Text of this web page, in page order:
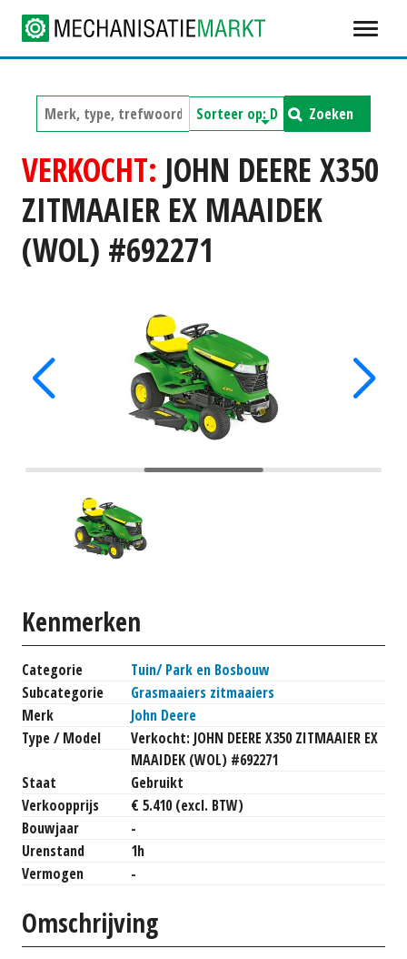
Zoeken
VERKOCHT: JOHN DEERE X350
ZITMAAIER EX MAAIDEK
(WOL) #692271
Kenmerken
Categorie
Tuin/ Park en Bosbouw
Subcategorie
Grasmaaiers zitmaaiers
Merk
John Deere
Type / Model
Verkocht: JOHN DEERE X350 ZITMAAIER EX
MAAIDEK (WOL) #692271
Staat
Gebruikt
Verkoopprijs
€ 5.410 (excl. BTW)
Bouwjaar
-
Urenstand
1h
Vermogen
-
Omschrijving